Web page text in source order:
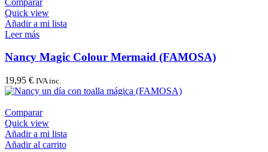
Quick view
Añadir a mi lista
Leer más
Nancy Magic Colour Mermaid (FAMOSA)
19,95 € IVA inc.
Comparar
Quick view
Añadir a mi lista
Añadir al carrito